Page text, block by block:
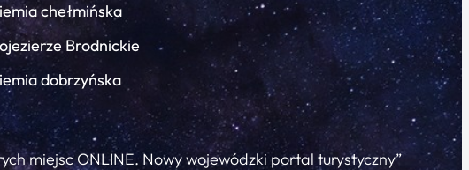
chełmińska
Brodnickie
dobrzyńska
miejsc ONLINE. Nowy wojewódzki portal turystyczny”